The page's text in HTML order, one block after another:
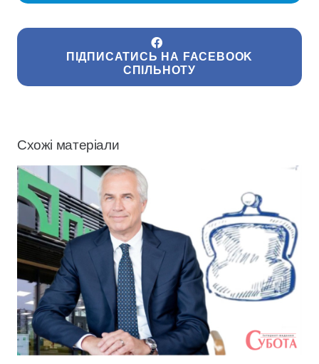
ПІДПИСАТИСЬ НА FACEBOOK
СПІЛЬНОТУ
Схожі матеріали